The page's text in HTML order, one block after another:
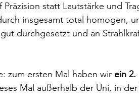
statt Lautstärke und
insgesamt total homogen,
durchgesetzt und an
zum ersten Mal haben wir ein 2.
Mal außerhalb der Uni, in